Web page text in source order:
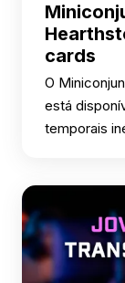
cards
O
está
temporais